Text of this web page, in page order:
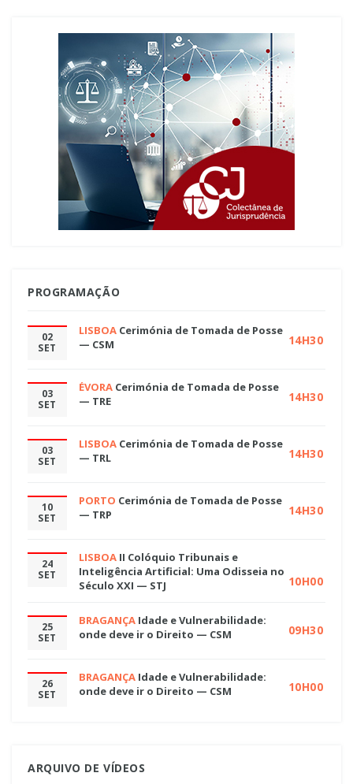
PROGRAMAÇÃO
02
SET
LISBOA Cerimónia de Tomada de Posse
— CSM
14H30
03
SET
ÉVORA Cerimónia de Tomada de Posse
— TRE
14H30
03
SET
LISBOA Cerimónia de Tomada de Posse
— TRL
14H30
10
SET
PORTO Cerimónia de Tomada de Posse
— TRP
14H30
24
SET
LISBOA II Colóquio Tribunais e
Inteligência Artificial: Uma Odisseia no
Século XXI — STJ
10H00
25
SET
BRAGANÇA Idade e Vulnerabilidade:
onde deve ir o Direito — CSM
09H30
26
SET
BRAGANÇA Idade e Vulnerabilidade:
onde deve ir o Direito — CSM
10H00
ARQUIVO DE VÍDEOS